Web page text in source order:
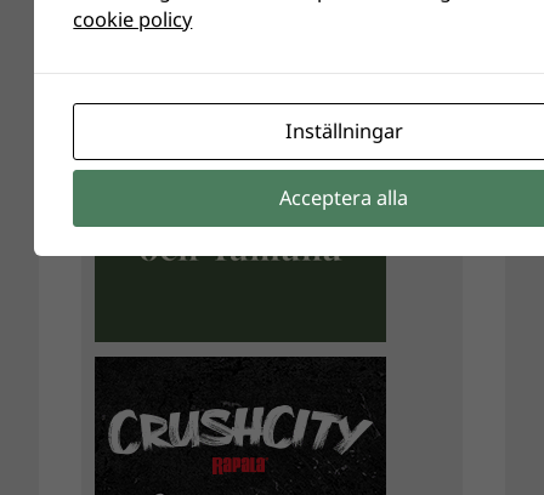
cookie policy
Inställningar
Acceptera alla